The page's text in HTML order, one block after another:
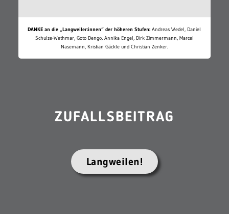
DANKE an die „Langweiler:innen“ der höheren Stufen: Andreas Wedel, Daniel
Schulze-Wethmar, Goto Dengo, Annika Engel, Dirk Zimmermann, Marcel
Nasemann, Kristian Gäckle und Christian Zenker.
ZUFALLSBEITRAG
Langweilen!